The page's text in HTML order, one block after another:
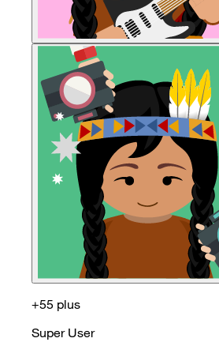
+55 plus
Super User